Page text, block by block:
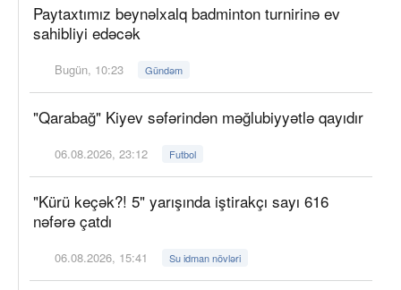
Paytaxtımız beynəlxalq badminton turnirinə ev
sahibliyi edəcək
Bugün, 10:23 Gündəm
"Qarabağ" Kiyev səfərindən məğlubiyyətlə qayıdır
06.08.2026, 23:12 Futbol
"Kürü keçək?! 5" yarışında iştirakçı sayı 616
nəfərə çatdı
06.08.2026, 15:41 Su idman növləri